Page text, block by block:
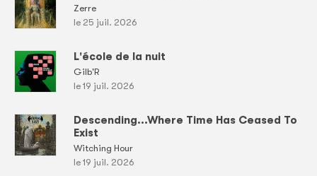
Zerre
le 25 juil. 2026
L'école de la nuit
Gilb'R
le 19 juil. 2026
Descending...Where Time Has Ceased To
Exist
Witching Hour
le 19 juil. 2026